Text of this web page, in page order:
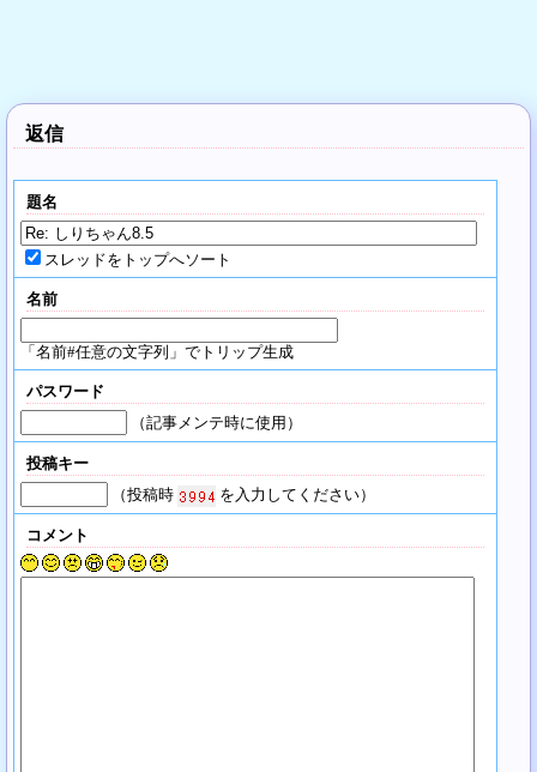
返信
題名
スレッドをトップへソート
名前
「名前#任意の文字列」でトリップ生成
パスワード
（記事メンテ時に使用）
投稿キー
（投稿時
を入力してください）
コメント